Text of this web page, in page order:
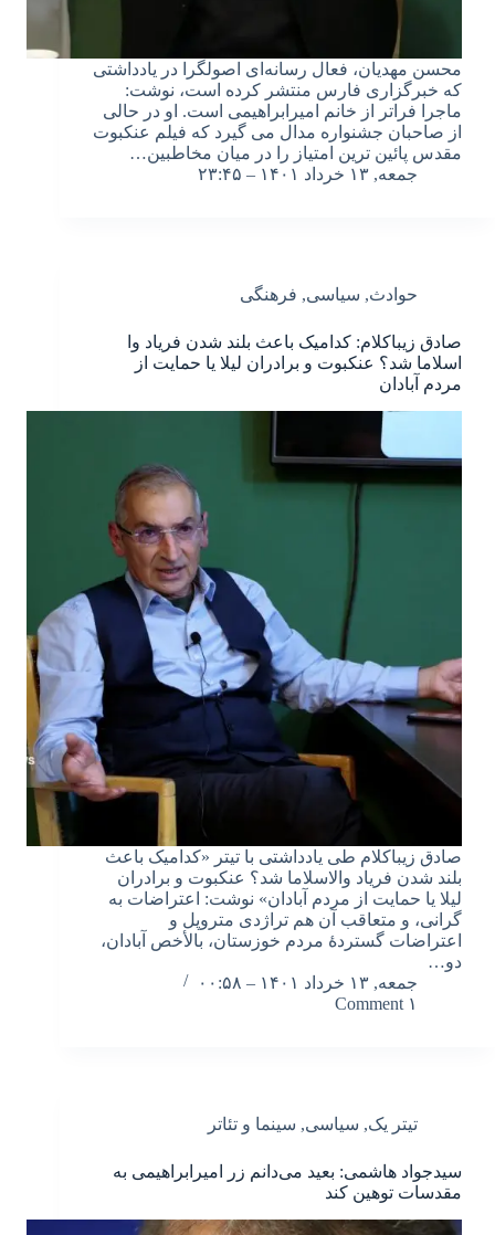
محسن مهدیان، فعال رسانه‌ای اصولگرا در یادداشتی
که خبرگزاری فارس منتشر کرده است، نوشت:
ماجرا فراتر از خانم امیرابراهیمی است. او در حالی
از صاحبان جشنواره مدال می گیرد که فیلم عنکبوت
مقدس پائین ترین امتیاز را در میان مخاطبین…
جمعه, ۱۳ خرداد ۱۴۰۱ – ۲۳:۴۵
حوادث, سیاسی, فرهنگی
صادق زیباکلام: کدامیک باعث بلند شدن فریاد وا
اسلاما شد؟ عنکبوت و برادران لیلا یا حمایت از
مردم آبادان
صادق زیباکلام طی یادداشتی با تیتر «کدامیک باعث
بلند شدن فریاد والاسلاما شد؟ عنکبوت و برادران
لیلا یا حمایت از مردم آبادان» نوشت: اعتراضات به
گرانی، و متعاقب آن هم تراژدی متروپل و
اعتراضات گستردۀ مردم خوزستان، بالأخص آبادان،
دو…
جمعه, ۱۳ خرداد ۱۴۰۱ – ۰۰:۵۸
۱ Comment
تیتر یک, سیاسی, سینما و تئاتر
سیدجواد هاشمی: بعید می‌دانم زر امیرابراهیمی به
مقدسات توهین کند